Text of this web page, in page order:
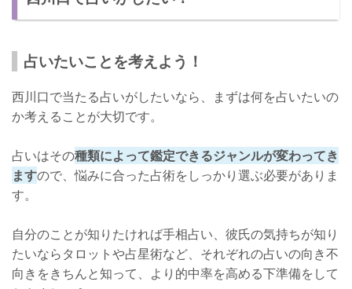
鑑定料
店舗情報
生】
伽織先生について
口コミ
鑑定料
当たる占い師はどこにいる？
噂話に耳を傾ける
占いたいことを考えよう！
西川口で当たる占いがしたいなら、まずは何を占いたいの
か考えることが大切です。
占いはその種類によって鑑定できるジャンルが変わってき
ますので、悩みに合った占術をしっかり選ぶ必要がありま
す。
自分のことが知りたければ手相占い、彼氏の気持ちが知り
たいならタロットや占星術など、それぞれの占いの向き不
向きをきちんと知って、より的中率を高める下準備をして